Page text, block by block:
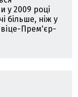
у 2009 році
більше, ніж у
Прем'єр-